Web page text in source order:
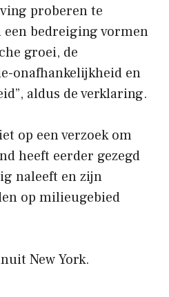
proberen te
bedreiging vormen
groei, de
onafhankelijkheid en
aldus de verklaring.
op een verzoek om
heeft eerder gezegd
naleeft en zijn
op milieugebied
New York.